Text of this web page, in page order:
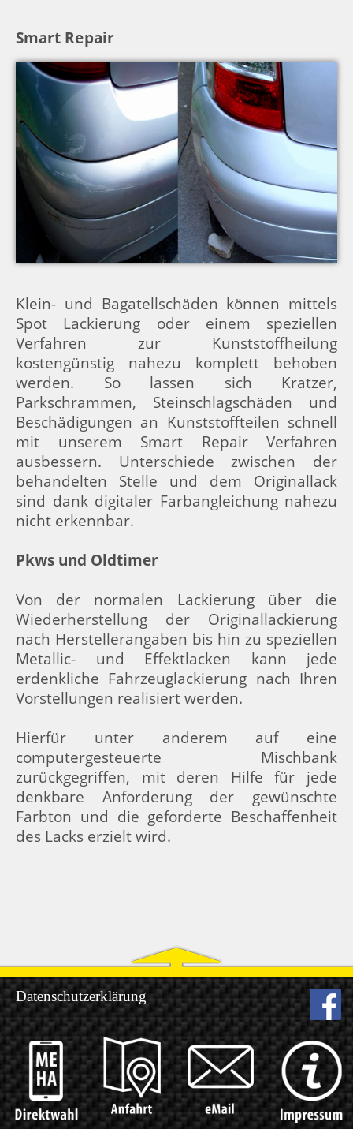
Smart Repair
Klein- und Bagatellschäden können mittels
Spot Lackierung oder einem speziellen
Verfahren zur Kunststoffheilung
kostengünstig nahezu komplett behoben
werden. So lassen sich Kratzer,
Parkschrammen, Steinschlagschäden und
Beschädigungen an Kunststoffteilen schnell
mit unserem Smart Repair Verfahren
ausbessern. Unterschiede zwischen der
behandelten Stelle und dem Originallack
sind dank digitaler Farbangleichung nahezu
nicht erkennbar.
Pkws und Oldtimer
Von der normalen Lackierung über die
Wiederherstellung der Originallackierung
nach Herstellerangaben bis hin zu speziellen
Metallic- und Effektlacken kann jede
erdenkliche Fahrzeuglackierung nach Ihren
Vorstellungen realisiert werden.
Hierfür unter anderem auf eine
computergesteuerte Mischbank
zurückgegriffen, mit deren Hilfe für jede
denkbare Anforderung der gewünschte
Farbton und die geforderte Beschaffenheit
des Lacks erzielt wird.
Datenschutzerklärung